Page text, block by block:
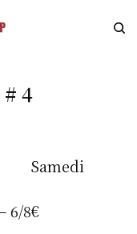
4
Samedi
6/8€